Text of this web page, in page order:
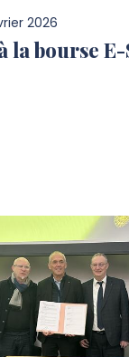
2026
la bourse E-